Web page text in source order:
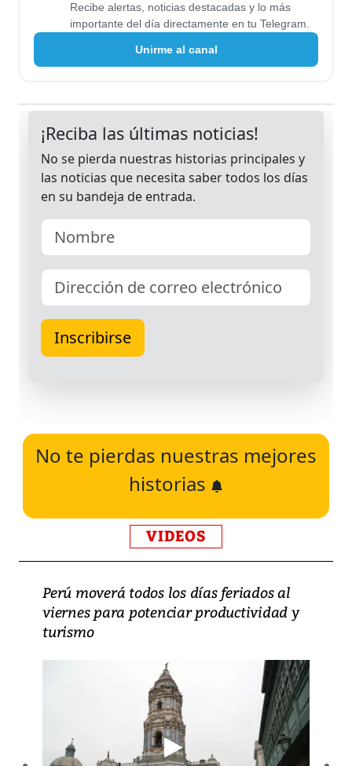
Recibe alertas, noticias destacadas y lo más
importante del día directamente en tu Telegram.
Unirme al canal
No te pierdas nuestras mejores
historias
VIDEOS
Perú moverá todos los días feriados al
viernes para potenciar productividad y
turismo